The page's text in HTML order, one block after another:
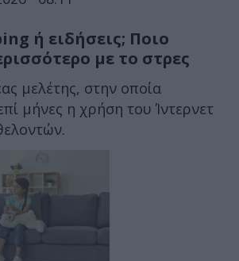
ή ειδήσεις; Ποιο
με το στρες
μελέτης, στην οποία
μήνες η χρήση του Ίντερνετ